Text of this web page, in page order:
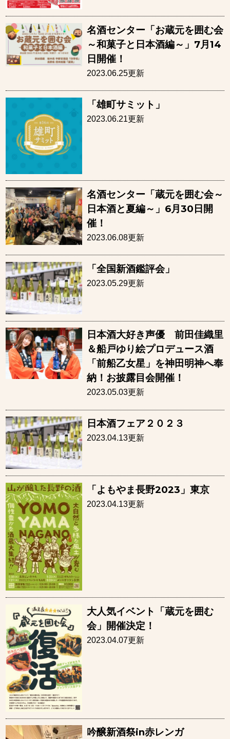
名酒センター「お蔵元を囲む会
～和菓子と日本酒編～」7月14
日開催！
2023.06.25更新
「雄町サミット」
2023.06.21更新
名酒センター「蔵元を囲む会～
日本酒と夏編～」6月30日開
催！
2023.06.08更新
「全国新酒鑑評会」
2023.05.29更新
日本酒大好き声優 前田佳織里
＆船戸ゆり絵プロデュース酒
「前船乙女星」を神田明神へ奉
納！お披露目会開催！
2023.05.03更新
日本酒フェア２０２３
2023.04.13更新
「よもやま長野2023」東京
2023.04.13更新
大人気イベント「蔵元を囲む
会」開催決定！
2023.04.07更新
吟醸新酒祭in赤レンガ